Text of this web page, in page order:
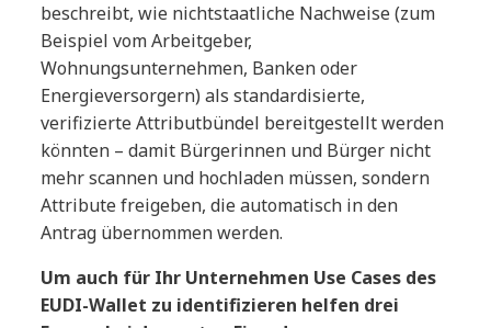
beschreibt, wie nichtstaatliche Nachweise (zum
Beispiel vom Arbeitgeber,
Wohnungsunternehmen, Banken oder
Energieversorgern) als standardisierte,
verifizierte Attributbündel bereitgestellt werden
könnten – damit Bürgerinnen und Bürger nicht
mehr scannen und hochladen müssen, sondern
Attribute freigeben, die automatisch in den
Antrag übernommen werden.
Um auch für Ihr Unternehmen Use Cases des
EUDI-Wallet zu identifizieren helfen drei